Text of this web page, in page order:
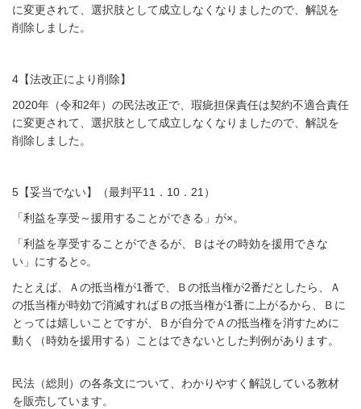
に変更されて、選択肢として成立しなくなりましたので、解説を
削除しました。
4【法改正により削除】
2020年（令和2年）の民法改正で、瑕疵担保責任は契約不適合責任
に変更されて、選択肢として成立しなくなりましたので、解説を
削除しました。
5【妥当でない】（最判平11．10．21）
「利益を享受～援用することができる」が×。
「利益を享受することができるが、Ｂはその時効を援用できな
い」にすると○。
たとえば、Ａの抵当権が1番で、Ｂの抵当権が2番だとしたら、Ａ
の抵当権が時効で消滅すればＢの抵当権が1番に上がるから、Ｂに
とっては嬉しいことですが、Ｂが自分でＡの抵当権を消すために
動く（時効を援用する）ことはできないとした判例があります。
民法（総則）の各条文について、わかりやすく解説している教材
を販売しています。